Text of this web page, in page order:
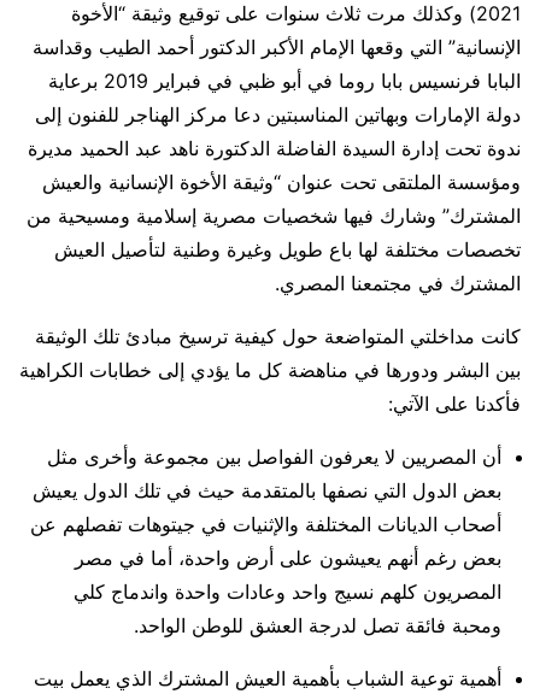
2021) وكذلك مرت ثلاث سنوات على توقيع وثيقة “الأخوة
الإنسانية” التي وقعها الإمام الأكبر الدكتور أحمد الطيب وقداسة
البابا فرنسيس بابا روما في أبو ظبي في فبراير 2019 برعاية
دولة الإمارات وبهاتين المناسبتين دعا مركز الهناجر للفنون إلى
ندوة تحت إدارة السيدة الفاضلة الدكتورة ناهد عبد الحميد مديرة
ومؤسسة الملتقى تحت عنوان “وثيقة الأخوة الإنسانية والعيش
المشترك” وشارك فيها شخصيات مصرية إسلامية ومسيحية من
تخصصات مختلفة لها باع طويل وغيرة وطنية لتأصيل العيش
المشترك في مجتمعنا المصري.
كانت مداخلتي المتواضعة حول كيفية ترسيخ مبادئ تلك الوثيقة
بين البشر ودورها في مناهضة كل ما يؤدي إلى خطابات الكراهية
فأكدنا على الآتي:
أن المصريين لا يعرفون الفواصل بين مجموعة وأخرى مثل
بعض الدول التي نصفها بالمتقدمة حيث في تلك الدول يعيش
أصحاب الديانات المختلفة والإثنيات في جيتوهات تفصلهم عن
بعض رغم أنهم يعيشون على أرض واحدة، أما في مصر
المصريون كلهم نسيج واحد وعادات واحدة واندماج كلي
ومحبة فائقة تصل لدرجة العشق للوطن الواحد.
أهمية توعية الشباب بأهمية العيش المشترك الذي يعمل بيت